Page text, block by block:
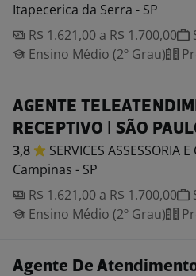
Itapecerica da Serra - SP
R$ 1.621,00 a R$ 1.700,00
Ensino Médio (2º Grau)
AGENTE
RECEPTIVO | SÃO
3,8 SERVICES ASSESSORIA
Campinas - SP
R$ 1.621,00 a R$ 1.700,00
Ensino Médio (2º Grau)
Agente De